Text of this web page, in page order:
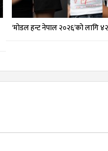
‘मोडल हन्ट नेपाल २०२६’को लागि